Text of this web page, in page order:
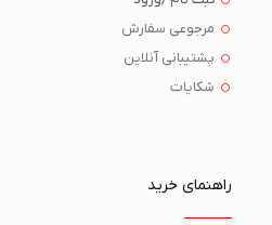
مرجوعی سفارش
پشتیبانی آنلاین
شکایات
راهنمای خرید